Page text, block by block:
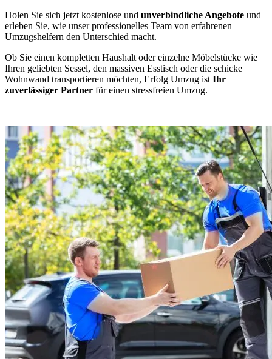
Holen Sie sich jetzt kostenlose und unverbindliche Angebote und
erleben Sie, wie unser professionelles Team von erfahrenen
Umzugshelfern den Unterschied macht.
Ob Sie einen kompletten Haushalt oder einzelne Möbelstücke wie
Ihren geliebten Sessel, den massiven Esstisch oder die schicke
Wohnwand transportieren möchten, Erfolg Umzug ist Ihr
zuverlässiger Partner für einen stressfreien Umzug.